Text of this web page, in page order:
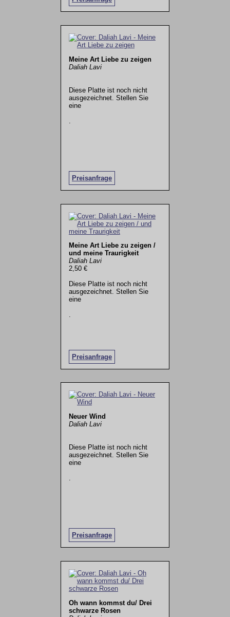
Meine Art Liebe zu zeigen
Daliah Lavi
Diese Platte ist noch nicht
ausgezeichnet. Stellen Sie
eine
Preisanfrage
Meine Art Liebe zu zeigen /
und meine Traurigkeit
Daliah Lavi
2,50 €
Diese Platte ist noch nicht
ausgezeichnet. Stellen Sie
eine
Preisanfrage
.
Neuer Wind
Daliah Lavi
Diese Platte ist noch nicht
ausgezeichnet. Stellen Sie
eine
Preisanfrage
.
Oh wann kommst du/ Drei
schwarze Rosen